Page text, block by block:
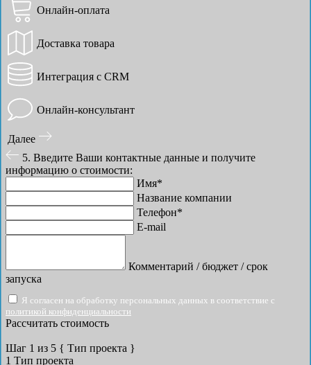
Онлайн-оплата
Доставка товара
Интеграция с CRM
Онлайн-консультант
Далее
5. Введите Ваши контактные данные и получите
информацию о стоимости:
Имя*
Название компании
Телефон*
E-mail
Комментарий / бюджет / срок
запуска
Я согласен на обработку персональных данных в соответствие с
политикой конфиденциальности
Рассчитать стоимость
Шаг 1 из 5 { Тип проекта }
1 Тип проекта